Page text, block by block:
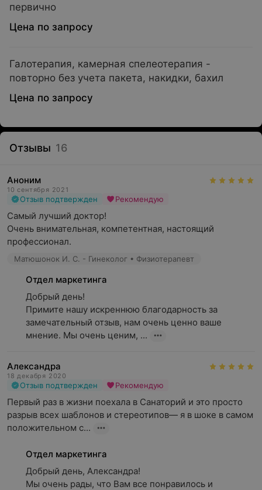
первично
Цена по запросу
Галотерапия, камерная спелеотерапия -
повторно без учета пакета, накидки, бахил
Цена по запросу
Отзывы 16
Аноним
10 сентября 2021
Отзыв подтвержден Рекомендую
Самый лучший доктор!
Очень внимательная, компетентная, настоящий
профессионал.
Матюшонок И. С. - Гинеколог • Физиотерапевт
Отдел маркетинга
Добрый день!
Примите нашу искреннюю благодарность за
замечательный отзыв, нам очень ценно ваше
мнение. Мы очень ценим, ...
Александра
18 декабря 2020
Отзыв подтвержден Рекомендую
Первый раз в жизни поехала в Санаторий и это просто
разрыв всех шаблонов и стереотипов— я в шоке в самом
положительном с...
Отдел маркетинга
Добрый день, Александра!
Мы очень рады, что Вам все понравилось и